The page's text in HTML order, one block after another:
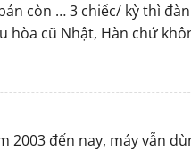
còn … 3 chiếc/ kỳ thì
hòa cũ Nhật, Hàn chứ
2003 đến nay, máy vẫn